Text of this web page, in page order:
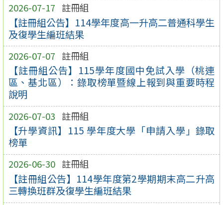
2026-07-17 註冊組
【註冊組公告】114學年度高一升高二普通科學生
及復學生編班結果
2026-07-07 註冊組
【註冊組公告】115學年度國中免試入學（桃連
區、基北區）：錄取榜單暨線上報到與重要時程
說明
2026-07-03 註冊組
【升學資訊】115 學年度大學「申請入學」錄取
榜單
2026-06-30 註冊組
【註冊組公告】114學年度第2學期期末高二升高
三轉換班群及復學生編班結果